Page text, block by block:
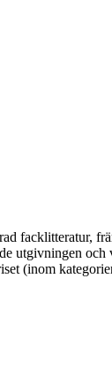
facklitteratur,
utgivningen
(inom